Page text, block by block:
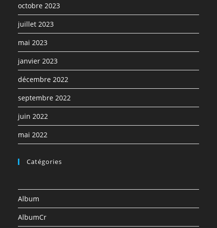
octobre 2023
juillet 2023
mai 2023
janvier 2023
décembre 2022
septembre 2022
juin 2022
mai 2022
Catégories
Album
AlbumCr